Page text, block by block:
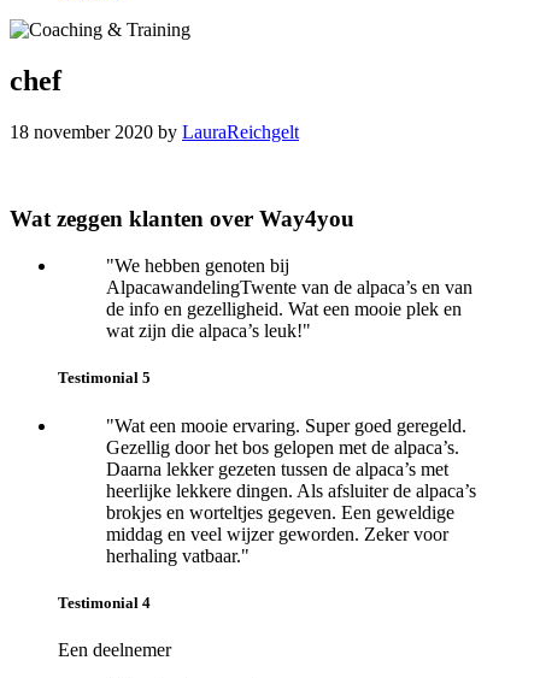
chef
18 november 2020 by LauraReichgelt
Reader
Primary
Wat zeggen klanten over Way4you
"We hebben genoten bij
AlpacawandelingTwente van de alpaca’s en van
de info en gezelligheid. Wat een mooie plek en
wat zijn die alpaca’s leuk!"
Testimonial 5
"Wat een mooie ervaring. Super goed geregeld.
Gezellig door het bos gelopen met de alpaca’s.
Daarna lekker gezeten tussen de alpaca’s met
heerlijke lekkere dingen. Als afsluiter de alpaca’s
brokjes en worteltjes gegeven. Een geweldige
middag en veel wijzer geworden. Zeker voor
herhaling vatbaar."
Testimonial 4
Een deelnemer